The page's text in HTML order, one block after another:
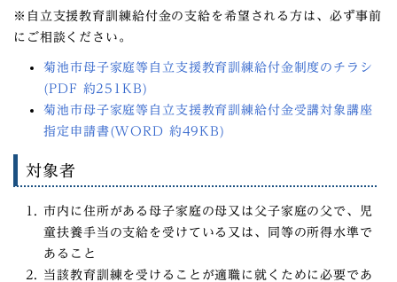
※自立支援教育訓練給付金の支給を希望される方は、必ず事前
にご相談ください。
菊池市母子家庭等自立支援教育訓練給付金制度のチラシ
(PDF 約251KB)
菊池市母子家庭等自立支援教育訓練給付金受講対象講座
指定申請書(WORD 約49KB)
対象者
市内に住所がある母子家庭の母又は父子家庭の父で、児
童扶養手当の支給を受けている又は、同等の所得水準で
あること
当該教育訓練を受けることが適職に就くために必要であ